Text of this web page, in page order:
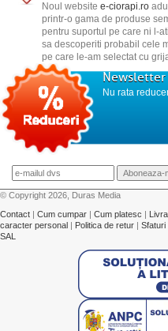
Noul website e-ciorapi.ro
printr-o gama de produse
pentru suportul pe care ni l-
sa descoperiti probabil cele
pe care le-am selectat cu
Newsletter
Nu rata
© Copyright 2026, Duras Media
Contact | Cum cumpar | Cum platesc |
caracter personal | Politica de retur | Sfaturi
SAL